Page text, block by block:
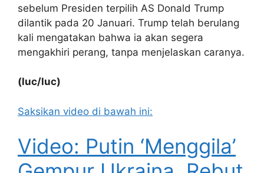
sebelum Presiden terpilih AS Donald Trump
dilantik pada 20 Januari. Trump telah berulang
kali mengatakan bahwa ia akan segera
mengakhiri perang, tanpa menjelaskan caranya.
(luc/luc)
Saksikan video di bawah ini:
Video: Putin ‘Menggila’